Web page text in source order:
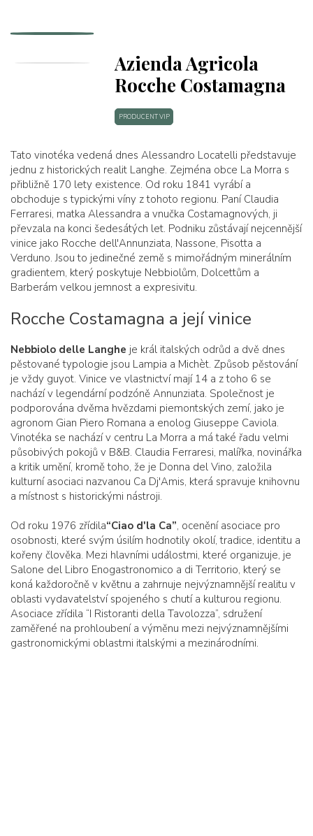
Azienda Agricola
Rocche Costamagna
PRODUCENT VIP
Tato vinotéka vedená dnes Alessandro Locatelli představuje
jednu z historických realit Langhe. Zejména obce La Morra s
přibližně 170 lety existence. Od roku 1841 vyrábí a
obchoduje s typickými víny z tohoto regionu. Paní Claudia
Ferraresi, matka Alessandra a vnučka Costamagnových, ji
převzala na konci šedesátých let. Podniku zůstávají nejcennější
vinice jako Rocche dell'Annunziata, Nassone, Pisotta a
Verduno. Jsou to jedinečné země s mimořádným minerálním
gradientem, který poskytuje Nebbiolům, Dolcettům a
Barberám velkou jemnost a expresivitu.
Rocche Costamagna a její vinice
Nebbiolo delle Langhe je král italských odrůd a dvě dnes
pěstované typologie jsou Lampia a Michèt. Způsob pěstování
je vždy guyot. Vinice ve vlastnictví mají 14 a z toho 6 se
nachází v legendární podzóně Annunziata. Společnost je
podporována dvěma hvězdami piemontských zemí, jako je
agronom Gian Piero Romana a enolog Giuseppe Caviola.
Vinotéka se nachází v centru La Morra a má také řadu velmi
působivých pokojů v B&B. Claudia Ferraresi, malířka, novinářka
a kritik umění, kromě toho, že je Donna del Vino, založila
kulturní asociaci nazvanou Ca Dj'Amis, která spravuje knihovnu
a místnost s historickými nástroji.
Od roku 1976 zřídila“Ciao d'la Ca”, ocenění asociace pro
osobnosti, které svým úsilím hodnotily okolí, tradice, identitu a
kořeny člověka. Mezi hlavními událostmi, které organizuje, je
Salone del Libro Enogastronomico a di Territorio, který se
koná každoročně v květnu a zahrnuje nejvýznamnější realitu v
oblasti vydavatelství spojeného s chutí a kulturou regionu.
Asociace zřídila “I Ristoranti della Tavolozza”, sdružení
zaměřené na prohloubení a výměnu mezi nejvýznamnějšími
gastronomickými oblastmi italskými a mezinárodními.